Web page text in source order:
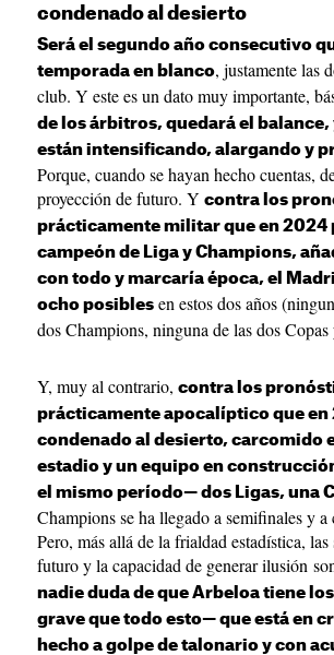
condenado al desierto
Será el segundo año consecutivo
temporada en blanco, justamente las
club. Y este es un dato muy importante,
de los árbitros, quedará el balance,
están intensificando, alargando y
Porque, cuando se hayan hecho cuentas,
proyección de futuro. Y contra los
prácticamente militar que en 2024
campeón de Liga y Champions,
con todo y marcaría época, el
ocho posibles en estos dos años
dos Champions, ninguna de las dos
Y, muy al contrario, contra los
prácticamente apocalíptico que en
condenado al desierto, carcomido
estadio y un equipo en
el mismo período— dos Ligas, una
Champions se ha llegado a semifinales y
Pero, más allá de la frialdad estadística,
futuro y la capacidad de generar ilusión
nadie duda de que Arbeloa tiene
grave que todo esto— que está en
hecho a golpe de talonario y con